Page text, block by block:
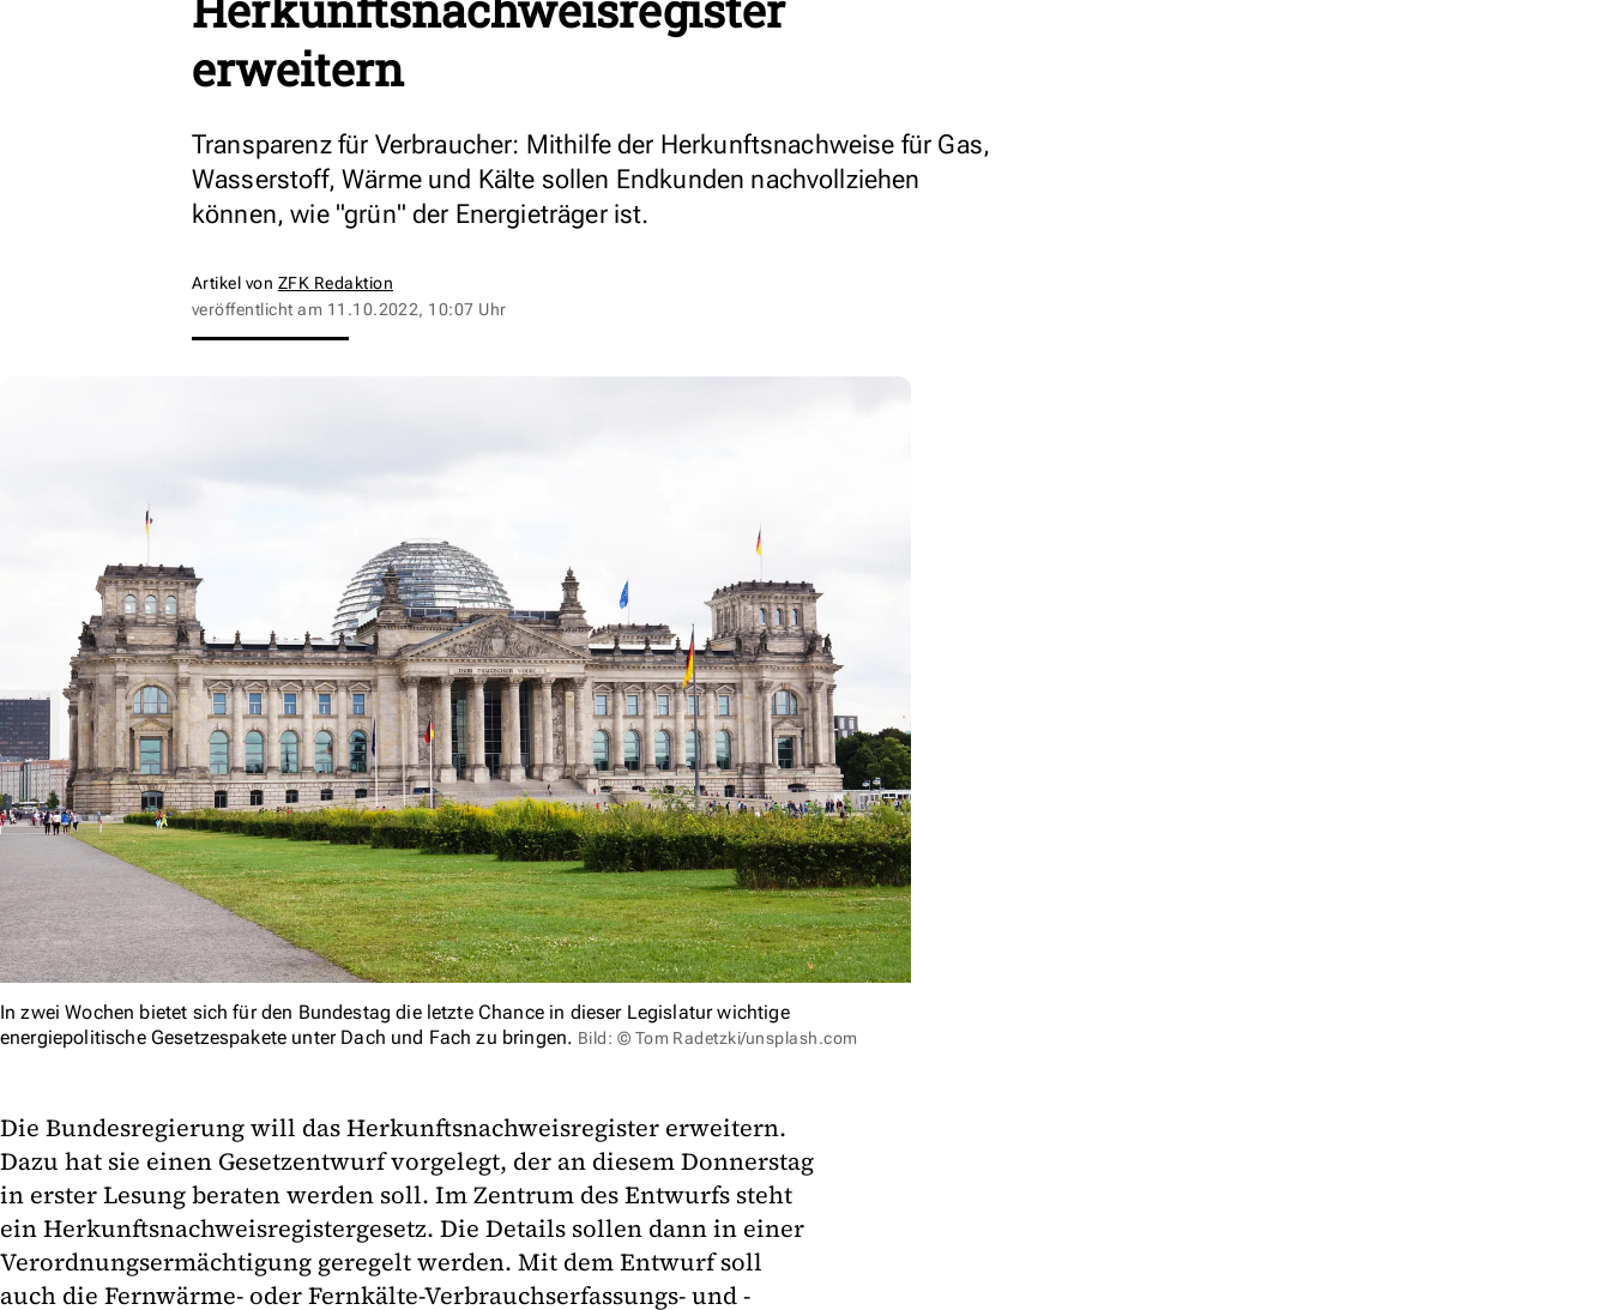
erweitern
Transparenz für Verbraucher: Mithilfe der Herkunftsnachweise für Gas,
Wasserstoff, Wärme und Kälte sollen Endkunden nachvollziehen
können, wie "grün" der Energieträger ist.
Artikel von ZFK Redaktion
veröffentlicht am 11.10.2022, 10:07 Uhr
In zwei Wochen bietet sich für den Bundestag die letzte Chance in dieser Legislatur wichtige
energiepolitische Gesetzespakete unter Dach und Fach zu bringen. Bild: © Tom Radetzki/unsplash.com
Die Bundesregierung will das Herkunftsnachweisregister erweitern.
Dazu hat sie einen Gesetzentwurf vorgelegt, der an diesem Donnerstag
in erster Lesung beraten werden soll. Im Zentrum des Entwurfs steht
ein Herkunftsnachweisregistergesetz. Die Details sollen dann in einer
Verordnungsermächtigung geregelt werden. Mit dem Entwurf soll
auch die Fernwärme- oder Fernkälte-Verbrauchserfassungs- und -